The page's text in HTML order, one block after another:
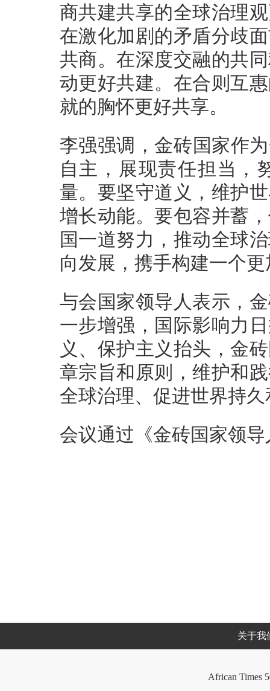
商共建共享的全球治理
在激化加剧的矛盾分歧
共商。在深度交融的共
动更好共建。在合则互
就的胸怀更好共享。
李强强调，金砖国家作
自主，展现责任担当，
量。要坚守道义，维护
增长动能。要包容并蓄
国一道努力，推动全球
向发展，携手构建一个
与会国家领导人表示，
一步增强，国际影响力
义、保护主义抬头，金
章宗旨和原则，维护和
全球治理、促进世界持
会议通过《金砖国家领
关于我
African Times